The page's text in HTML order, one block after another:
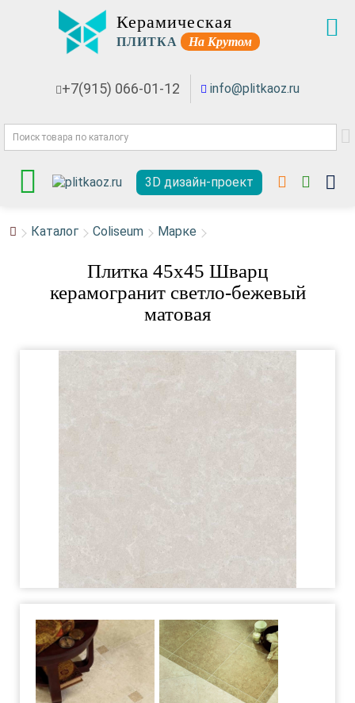
Керамическая
ПЛИТКА На Крутом
+7(915) 066-01-12 info@plitkaoz.ru
3D дизайн-проект
Каталог Coliseum Марке
Плитка 45x45 Шварц
керамогранит светло-бежевый
матовая